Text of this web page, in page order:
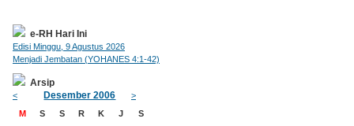
e-RH Hari Ini
Edisi Minggu, 9 Agustus 2026
Menjadi Jembatan (YOHANES 4:1-42)
Arsip
< Desember 2006
>
M
S S R K J S